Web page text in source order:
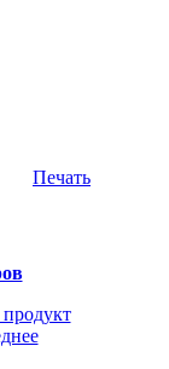
Печать